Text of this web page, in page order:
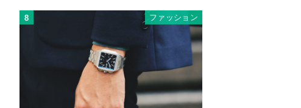
8 ファッション